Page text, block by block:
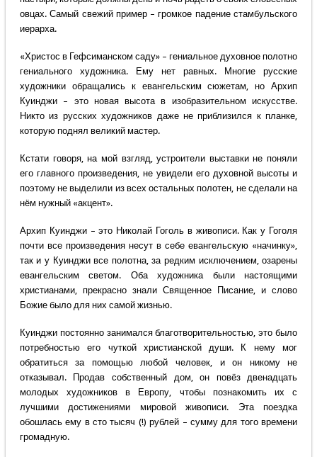
овцах. Самый свежий пример – громкое падение стамбульского
иерарха.
«Христос в Гефсиманском саду» – гениальное духовное полотно
гениального художника. Ему нет равных. Многие русские
художники обращались к евангельским сюжетам, но Архип
Куинджи – это новая высота в изобразительном искусстве.
Никто из русских художников даже не приблизился к планке,
которую поднял великий мастер.
Кстати говоря, на мой взгляд, устроители выставки не поняли
его главного произведения, не увидели его духовной высоты и
поэтому не выделили из всех остальных полотен, не сделали на
нём нужный «акцент».
Архип Куинджи – это Николай Гоголь в живописи. Как у Гоголя
почти все произведения несут в себе евангельскую «начинку»,
так и у Куинджи все полотна, за редким исключением, озарены
евангельским светом. Оба художника были настоящими
христианами, прекрасно знали Священное Писание, и слово
Божие было для них самой жизнью.
Куинджи постоянно занимался благотворительностью, это было
потребностью его чуткой христианской души. К нему мог
обратиться за помощью любой человек, и он никому не
отказывал. Продав собственный дом, он повёз двенадцать
молодых художников в Европу, чтобы познакомить их с
лучшими достижениями мировой живописи. Эта поездка
обошлась ему в сто тысяч (!) рублей – сумму для того времени
громадную.